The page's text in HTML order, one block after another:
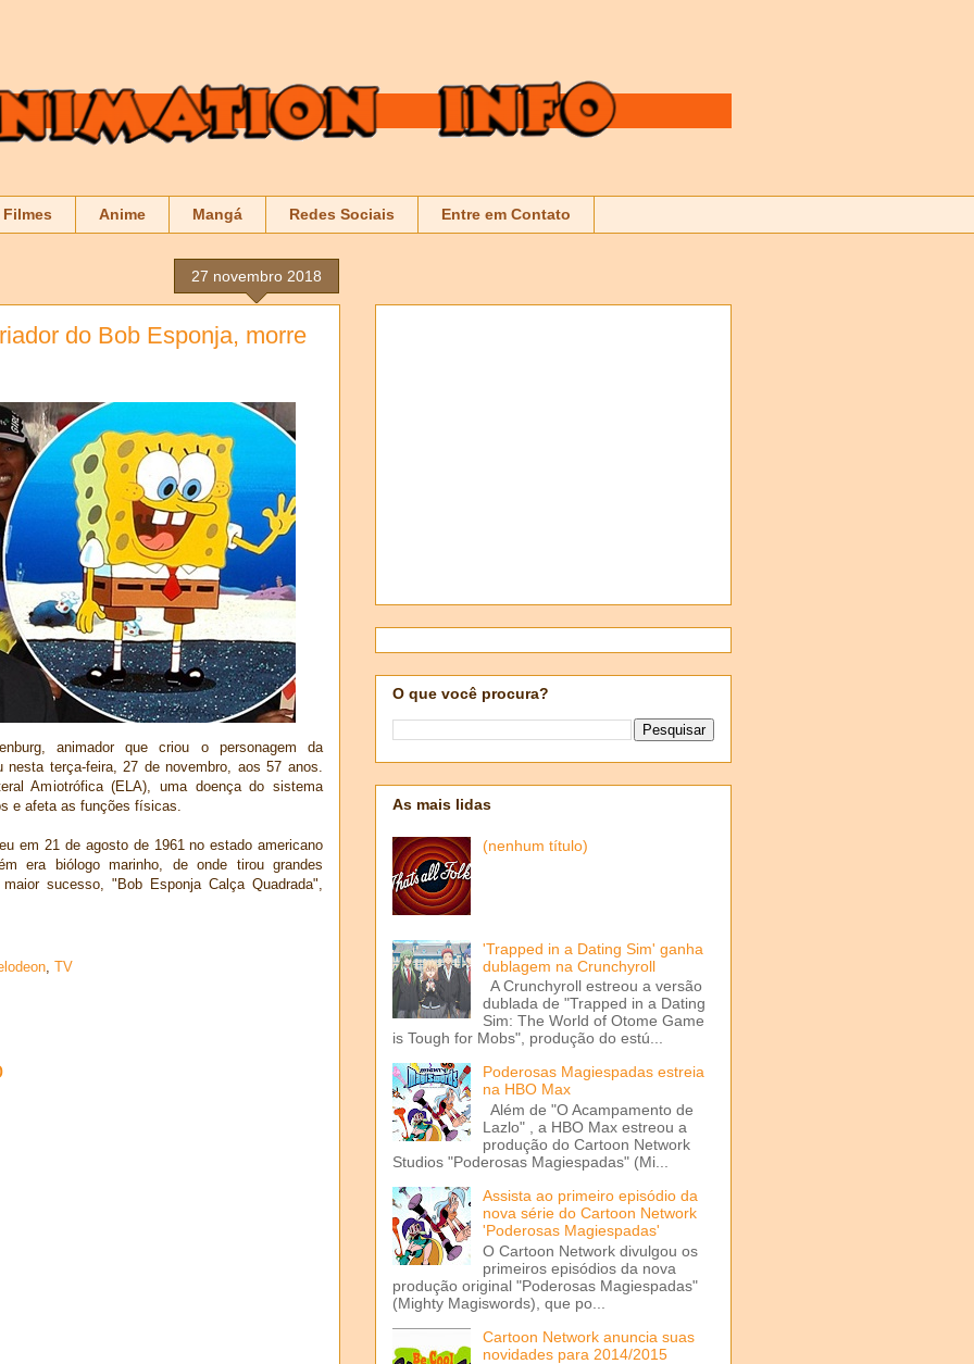
Filmes Anime Mangá Redes Sociais Entre em Contato
27 novembro 2018
do Bob Esponja, morre
animador que criou o personagem da
nesta terça-feira, 27 de novembro, aos 57 anos.
Amiotrófica (ELA), uma doença do sistema
e afeta as funções físicas.
em 21 de agosto de 1961 no estado americano
era biólogo marinho, de onde tirou grandes
sucesso, "Bob Esponja Calça Quadrada",
, TV
O que você procura?
As mais lidas
(nenhum título)
'Trapped in a Dating Sim' ganha
dublagem na Crunchyroll
A Crunchyroll estreou a versão
dublada de "Trapped in a Dating
Sim: The World of Otome Game
is Tough for Mobs", produção do estú...
Poderosas Magiespadas estreia
na HBO Max
Além de "O Acampamento de
Lazlo" , a HBO Max estreou a
produção do Cartoon Network
Studios "Poderosas Magiespadas" (Mi...
Assista ao primeiro episódio da
nova série do Cartoon Network
'Poderosas Magiespadas'
O Cartoon Network divulgou os
primeiros episódios da nova
produção original "Poderosas Magiespadas"
(Mighty Magiswords), que po...
Cartoon Network anuncia suas
novidades para 2014/2015